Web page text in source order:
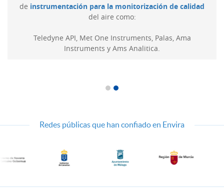
modelos de estaciones
de instrumentación para la monitorización de calidad
del aire como:
Teledyne API, Met One Instruments, Palas, Ama
Instruments y Ams Analitica.
Redes públicas que han confiado en Envira